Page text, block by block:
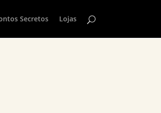
Secretos Lojas